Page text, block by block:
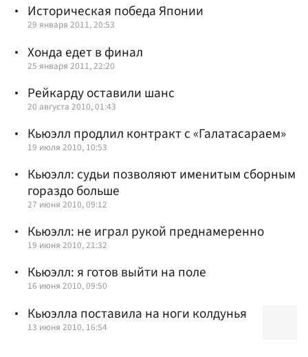
Историческая победа Японии
29 января 2011, 20:53
Хонда едет в финал
25 января 2011, 22:20
Рейкарду оставили шанс
20 августа 2010, 01:43
Кьюэлл продлил контракт с «Галатасараем»
19 июля 2010, 10:53
Кьюэлл: судьи позволяют именитым сборным
гораздо больше
27 июня 2010, 09:12
Кьюэлл: не играл рукой преднамеренно
19 июня 2010, 21:32
Кьюэлл: я готов выйти на поле
16 июня 2010, 09:50
Кьюэлла поставила на ноги колдунья
13 июня 2010, 16:54